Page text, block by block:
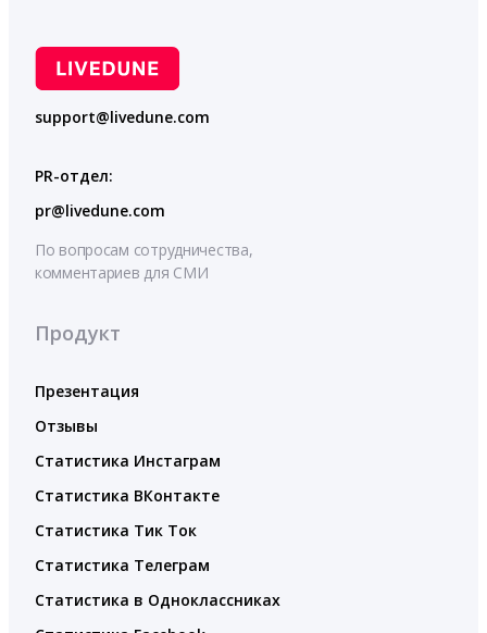
support@livedune.com
PR-отдел:
pr@livedune.com
По вопросам сотрудничества,
комментариев для СМИ
Продукт
Презентация
Отзывы
Статистика Инстаграм
Статистика ВКонтакте
Статистика Тик Ток
Статистика Телеграм
Статистика в Одноклассниках